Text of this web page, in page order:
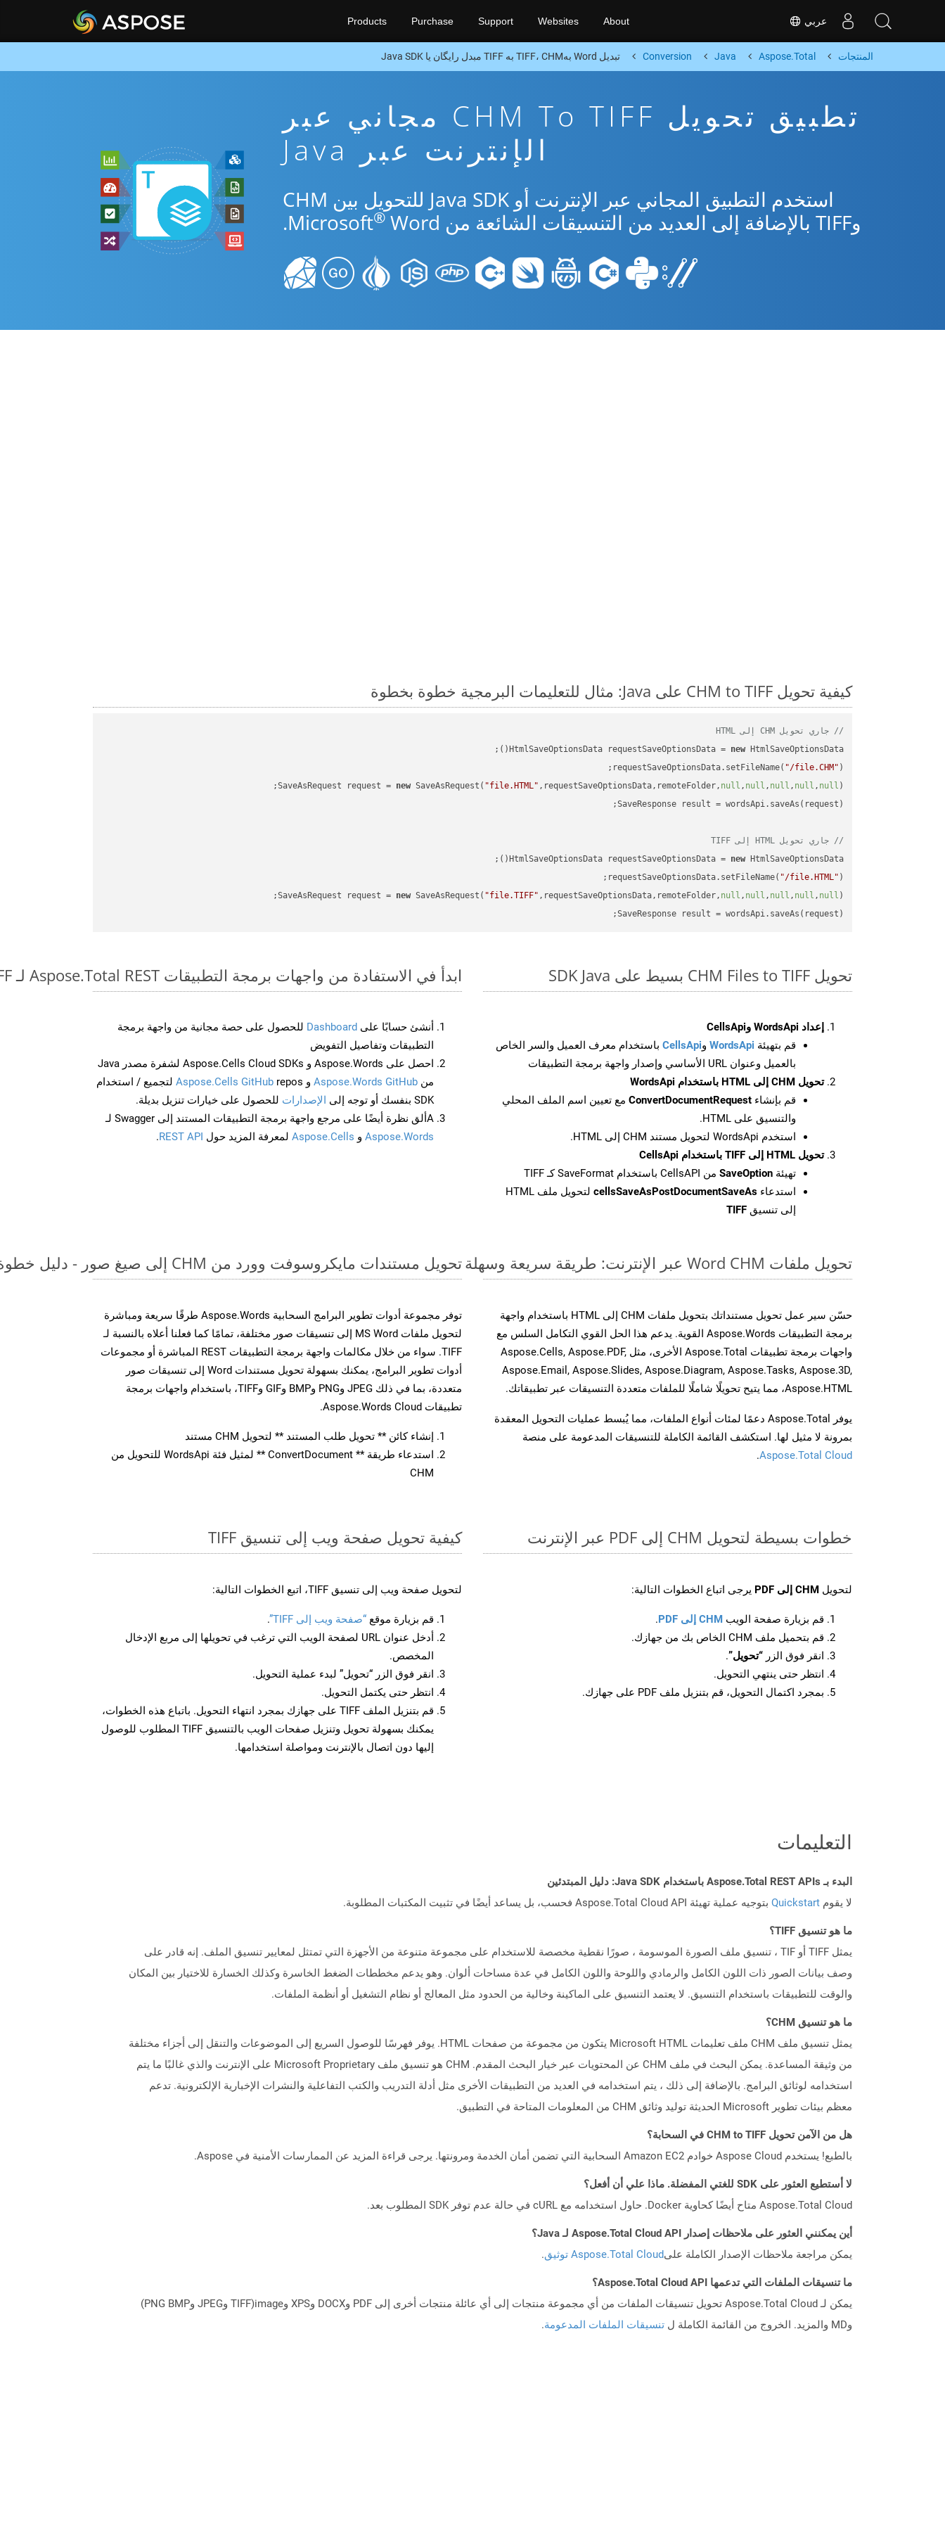
عربي Products Purchase Support Websites About
المنتجات Aspose.Total
Java
Conversion تبدیل Word بهTIFF، CHM به TIFF مبدل رایگان یا Java SDK
تطبيق تحويل CHM To TIFF مجاني عبر
الإنترنت عبر Java
استخدم التطبيق المجاني عبر الإنترنت أو Java SDK للتحويل بين CHM
وTIFF بالإضافة إلى العديد من التنسيقات الشائعة من Microsoft
® Word.
كيفية تحويل CHM to TIFF على Java: مثال للتعليمات البرمجية خطوة بخطوة
// جاري تحويل CHM إلى HTML
HtmlSaveOptionsData requestSaveOptionsData = new
requestSaveOptionsData.setFileName( "/file.CHM"
SaveAsRequest request = new SaveAsRequest( "file.HTML" ,requestSaveOptionsData,remoteFolder, null , null , null , null , null
// جاري تحويل HTML إلى TIFF
HtmlSaveOptionsData requestSaveOptionsData = new
requestSaveOptionsData.setFileName( "/file.HTML"
SaveAsRequest request = new SaveAsRequest( "file.TIFF" ,requestSaveOptionsData,remoteFolder, null , null , null , null , null
SaveResponse result = wordsApi.saveAs(request);
تحويل CHM Files to TIFF بسيط على SDK Java
إعداد WordsApi وCellsApi
قم بتهيئة WordsApi وCellsApi باستخدام معرف العميل والسر الخاص
بالعميل وعنوان URL الأساسي وإصدار واجهة برمجة التطبيقات
تحويل CHM إلى HTML باستخدام WordsApi
قم بإنشاء ConvertDocumentRequest مع تعيين اسم الملف المحلي
والتنسيق على HTML.
استخدم WordsApi لتحويل مستند CHM إلى HTML.
تحويل HTML إلى TIFF باستخدام CellsApi
تهيئة SaveOption من CellsAPI باستخدام SaveFormat كـ TIFF
استدعاء cellsSaveAsPostDocumentSaveAs
لتحويل ملف HTML
إلى تنسيق TIFF
ابدأ في الاستفادة من واجهات برمجة التطبيقات Aspose.Total REST لـ CHM to TIFF
أنشئ حسابًا على Dashboard للحصول على حصة مجانية من واجهة برمجة
التطبيقات وتفاصيل التفويض
احصل على Aspose.Words و Aspose.Cells Cloud SDKs لشفرة مصدر Java
من Aspose.Words GitHub و Aspose.Cells GitHub repos لتجميع / استخدام
SDK بنفسك أو توجه إلى
الإصدارات للحصول على خيارات تنزيل بديلة.
Aألق نظرة أيضًا على مرجع واجهة برمجة التطبيقات المستند إلى Swagger لـ
Aspose.Words و Aspose.Cells لمعرفة المزيد حول REST API
.
تحويل ملفات Word CHM عبر الإنترنت: طريقة سريعة وسهلة
حسّن سير عمل تحويل مستنداتك بتحويل ملفات CHM إلى HTML باستخدام واجهة
برمجة التطبيقات Aspose.Words القوية. يدعم هذا الحل القوي التكامل السلس مع
واجهات برمجة تطبيقات Aspose.Total الأخرى، مثل Aspose.Cells, Aspose.PDF,
Aspose.Email, Aspose.Slides, Aspose.Diagram, Aspose.Tasks, Aspose.3D,
Aspose.HTML، مما يتيح تحويلًا شاملًا للملفات متعددة التنسيقات عبر تطبيقاتك.
يوفر Aspose.Total دعمًا لمئات أنواع الملفات، مما يُبسط عمليات التحويل المعقدة
بمرونة لا مثيل لها. استكشف القائمة الكاملة للتنسيقات المدعومة على منصة
Aspose.Total Cloud
.
تحويل مستندات مايكروسوفت وورد من CHM إلى صيغ صور - دليل خطوة بخطوة
توفر مجموعة أدوات تطوير البرامج السحابية Aspose.Words طرقًا سريعة ومباشرة
لتحويل ملفات MS Word إلى تنسيقات صور مختلفة، تمامًا كما فعلنا أعلاه بالنسبة لـ
TIFF. سواء من خلال مكالمات واجهة برمجة التطبيقات REST المباشرة أو مجموعات
أدوات تطوير البرامج، يمكنك بسهولة تحويل مستندات Word إلى تنسيقات صور
متعددة، بما في ذلك JPEG وPNG وBMP وGIF وTIFF، باستخدام واجهات برمجة
تطبيقات Aspose.Words Cloud.
إنشاء كائن ** تحويل طلب المستند ** لتحويل CHM مستند
استدعاء طريقة ** ConvertDocument ** لمثيل فئة WordsApi للتحويل من
CHM
خطوات بسيطة لتحويل CHM إلى PDF عبر الإنترنت
لتحويل CHM إلى PDF يرجى اتباع الخطوات التالية:
قم بزيارة صفحة الويب CHM إلى PDF
.
قم بتحميل ملف CHM الخاص بك من جهازك.
انقر فوق الزر “تحويل”.
انتظر حتى ينتهي التحويل.
بمجرد اكتمال التحويل، قم بتنزيل ملف PDF على جهازك.
كيفية تحويل صفحة ويب إلى تنسيق TIFF
لتحويل صفحة ويب إلى تنسيق TIFF، اتبع الخطوات التالية:
قم بزيارة موقع “صفحة ويب إلى TIFF”
.
أدخل عنوان URL لصفحة الويب التي ترغب في تحويلها إلى مربع الإدخال
المخصص.
انقر فوق الزر “تحويل” لبدء عملية التحويل.
انتظر حتى يكتمل التحويل.
قم بتنزيل الملف TIFF على جهازك بمجرد انتهاء التحويل. باتباع هذه الخطوات،
يمكنك بسهولة تحويل وتنزيل صفحات الويب بالتنسيق TIFF المطلوب للوصول
إليها دون اتصال بالإنترنت ومواصلة استخدامها.
التعليمات
البدء بـ Aspose.Total REST APIs باستخدام Java SDK: دليل المبتدئين
لا يقوم Quickstart بتوجيه عملية تهيئة Aspose.Total Cloud API فحسب، بل يساعد أيضًا في تثبيت المكتبات المطلوبة.
ما هو تنسيق TIFF؟
يمثل TIFF أو TIF ، تنسيق ملف الصورة الموسومة ، صورًا نقطية مخصصة للاستخدام على مجموعة متنوعة من الأجهزة التي تمتثل لمعايير تنسيق الملف. إنه قادر على
وصف بيانات الصور ذات اللون الكامل والرمادي واللوحة واللون الكامل في عدة مساحات ألوان. وهو يدعم مخططات الضغط الخاسرة وكذلك الخسارة للاختيار بين المكان
والوقت للتطبيقات باستخدام التنسيق. لا يعتمد التنسيق على الماكينة وخالية من الحدود مثل المعالج أو نظام التشغيل أو أنظمة الملفات.
ما هو تنسيق CHM؟
يمثل تنسيق ملف CHM ملف تعليمات Microsoft HTML يتكون من مجموعة من صفحات HTML. يوفر فهرسًا للوصول السريع إلى الموضوعات والتنقل إلى أجزاء مختلفة
من وثيقة المساعدة. يمكن البحث في ملف CHM عن المحتويات عبر خيار البحث المقدم. CHM هو تنسيق ملف Microsoft Proprietary على الإنترنت والذي غالبًا ما يتم
استخدامه لوثائق البرامج. بالإضافة إلى ذلك ، يتم استخدامه في العديد من التطبيقات الأخرى مثل أدلة التدريب والكتب التفاعلية والنشرات الإخبارية الإلكترونية. تدعم
معظم بيئات تطوير Microsoft الحديثة توليد وثائق CHM من المعلومات المتاحة في التطبيق.
هل من الآمن تحويل CHM to TIFF في السحابة؟
بالطبع! يستخدم Aspose Cloud خوادم Amazon EC2 السحابية التي تضمن أمان الخدمة ومرونتها. يرجى قراءة المزيد عن الممارسات الأمنية في Aspose.
لا أستطيع العثور على SDK للغتي المفضلة. ماذا علي أن أفعل؟
Aspose.Total Cloud متاح أيضًا كحاوية Docker. حاول استخدامه مع cURL في حالة عدم توفر SDK المطلوب بعد.
أين يمكنني العثور على ملاحظات إصدار Aspose.Total Cloud API لـ Java؟
يمكن مراجعة ملاحظات الإصدار الكاملة علىAspose.Total Cloud توثيق .
ما تنسيقات الملفات التي تدعمها Aspose.Total Cloud API؟
يمكن لـ Aspose.Total Cloud تحويل تنسيقات الملفات من أي مجموعة منتجات إلى أي عائلة منتجات أخرى إلى PDF وDOCX وXPS وimage(TIFF وJPEG وPNG BMP)
وMD والمزيد. الخروج من القائمة الكاملة ل
تنسيقات الملفات المدعومة.